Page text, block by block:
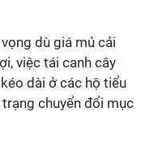
dù giá mủ cải
việc tái canh cây
dài ở các hộ tiểu
chuyển đổi mục